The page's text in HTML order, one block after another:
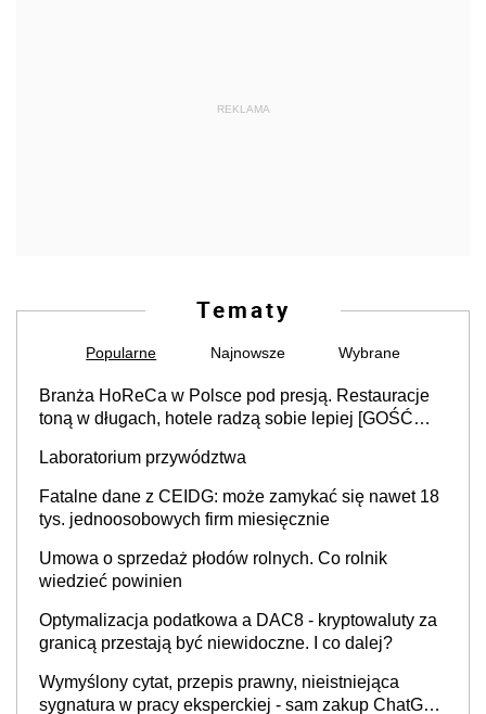
REKLAMA
Tematy
Popularne Najnowsze Wybrane
Branża HoReCa w Polsce pod presją. Restauracje
toną w długach, hotele radzą sobie lepiej [GOŚĆ
Laboratorium przywództwa
Fatalne dane z CEIDG: może zamykać się nawet 18
tys. jednoosobowych firm miesięcznie
Umowa o sprzedaż płodów rolnych. Co rolnik
wiedzieć powinien
Optymalizacja podatkowa a DAC8 - kryptowaluty za
granicą przestają być niewidoczne. I co dalej?
Wymyślony cytat, przepis prawny, nieistniejąca
sygnatura w pracy eksperckiej - sam zakup ChatGPT